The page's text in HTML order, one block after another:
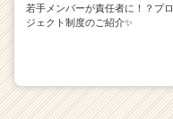
若手メンバーが責任者に！？プロ
ジェクト制度のご紹介✨